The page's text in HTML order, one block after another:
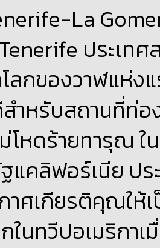
La
ประเทศ
กของวาฬแห่งแ
ำหรับสถานที่ท่อ
โหดร้ายทารุณ ใ
แคลิฟอร์เนีย ปร
าศเกียรติคุณให้
นทวีปอเมริกาเ